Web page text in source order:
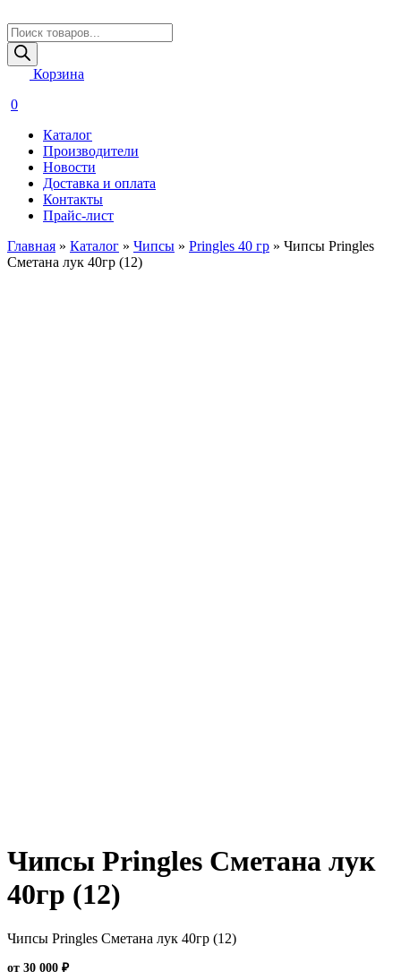
Поиск
товаров
Корзина
0
Каталог
Производители
Новости
Доставка и оплата
Контакты
Прайс-лист
Главная » Каталог » Чипсы » Pringles 40 гр » Чипсы Pringles
Сметана лук 40гр (12)
Чипсы Pringles Сметана лук
40гр (12)
Чипсы Pringles Сметана лук 40гр (12)
от 30 000 ₽